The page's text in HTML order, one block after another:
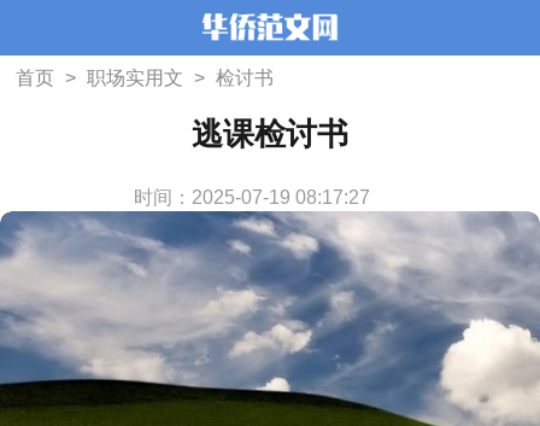
首页 > 职场实用文 > 检讨书
逃课检讨书
时间：2025-07-19 08:17:27